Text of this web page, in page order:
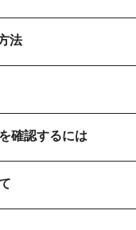
法
確認するには